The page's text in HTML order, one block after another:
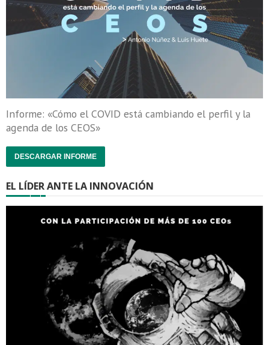
Informe: «Cómo el COVID está cambiando el perfil y la
agenda de los CEOS»
DESCARGAR INFORME
EL LÍDER ANTE LA INNOVACIÓN